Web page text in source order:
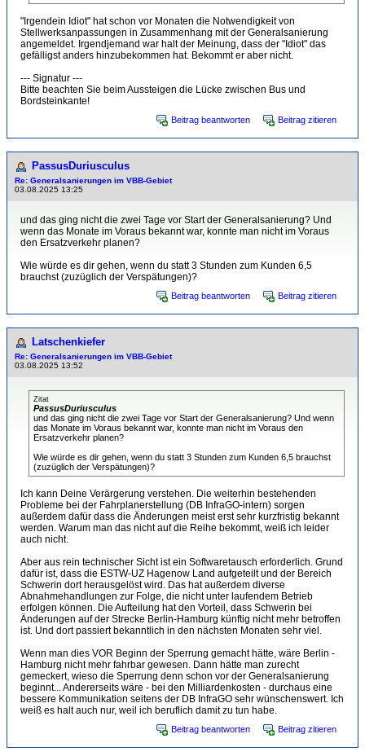
"Irgendein Idiot" hat schon vor Monaten die Notwendigkeit von
Stellwerksanpassungen in Zusammenhang mit der Generalsanierung
angemeldet. Irgendjemand war halt der Meinung, dass der "Idiot" das
gefälligst anders hinzubekommen hat. Bekommt er aber nicht.
--- Signatur ---
Bitte beachten Sie beim Aussteigen die Lücke zwischen Bus und
Bordsteinkante!
Beitrag beantworten Beitrag zitieren
PassusDuriusculus
Re: Generalsanierungen im VBB-Gebiet
03.08.2025 13:25
und das ging nicht die zwei Tage vor Start der Generalsanierung? Und
wenn das Monate im Voraus bekannt war, konnte man nicht im Voraus
den Ersatzverkehr planen?
Wie würde es dir gehen, wenn du statt 3 Stunden zum Kunden 6,5
brauchst (zuzüglich der Verspätungen)?
Beitrag beantworten Beitrag zitieren
Latschenkiefer
Re: Generalsanierungen im VBB-Gebiet
03.08.2025 13:52
Zitat
PassusDuriusculus
und das ging nicht die zwei Tage vor Start der Generalsanierung? Und wenn
das Monate im Voraus bekannt war, konnte man nicht im Voraus den
Ersatzverkehr planen?
Wie würde es dir gehen, wenn du statt 3 Stunden zum Kunden 6,5 brauchst
(zuzüglich der Verspätungen)?
Ich kann Deine Verärgerung verstehen. Die weiterhin bestehenden
Probleme bei der Fahrplanerstellung (DB InfraGO-intern) sorgen
außerdem dafür dass die Änderungen meist erst sehr kurzfristig bekannt
werden. Warum man das nicht auf die Reihe bekommt, weiß ich leider
auch nicht.
Aber aus rein technischer Sicht ist ein Softwaretausch erforderlich. Grund
dafür ist, dass die ESTW-UZ Hagenow Land aufgeteilt und der Bereich
Schwerin dort herausgelöst wird. Das hat außerdem diverse
Abnahmehandlungen zur Folge, die nicht unter laufendem Betrieb
erfolgen können. Die Aufteilung hat den Vorteil, dass Schwerin bei
Änderungen auf der Strecke Berlin-Hamburg künftig nicht mehr betroffen
ist. Und dort passiert bekanntlich in den nächsten Monaten sehr viel.
Wenn man dies VOR Beginn der Sperrung gemacht hätte, wäre Berlin -
Hamburg nicht mehr fahrbar gewesen. Dann hätte man zurecht
gemeckert, wieso die Sperrung denn schon vor der Generalsanierung
beginnt... Andererseits wäre - bei den Milliardenkosten - durchaus eine
bessere Kommunikation seitens der DB InfraGO sehr wünschenswert. Ich
weiß es halt auch nur, weil ich beruflich damit zu tun habe.
Beitrag beantworten Beitrag zitieren